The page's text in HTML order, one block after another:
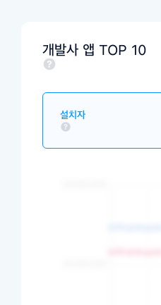
개발사 앱 TOP 10
설치자